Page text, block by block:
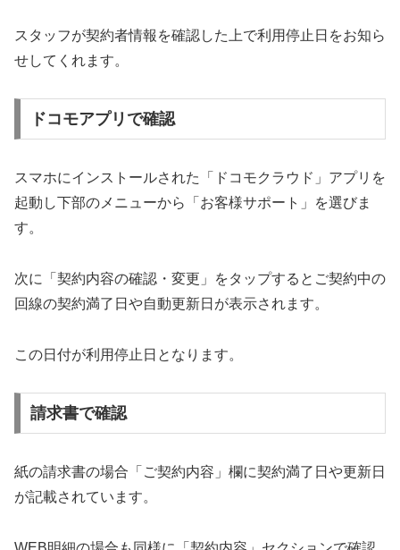
スタッフが契約者情報を確認した上で利用停止日をお知ら
せしてくれます。
ドコモアプリで確認
スマホにインストールされた「ドコモクラウド」アプリを
起動し下部のメニューから「お客様サポート」を選びま
す。
次に「契約内容の確認・変更」をタップするとご契約中の
回線の契約満了日や自動更新日が表示されます。
この日付が利用停止日となります。
請求書で確認
紙の請求書の場合「ご契約内容」欄に契約満了日や更新日
が記載されています。